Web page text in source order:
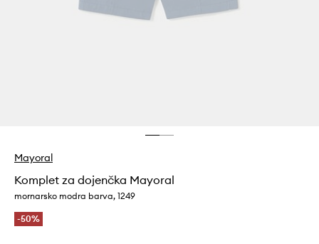
Mayoral
Komplet za dojenčka Mayoral
mornarsko modra barva, 1249
-50%